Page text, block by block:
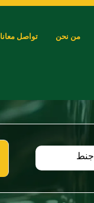
من نحن تواصل معانا
جنط